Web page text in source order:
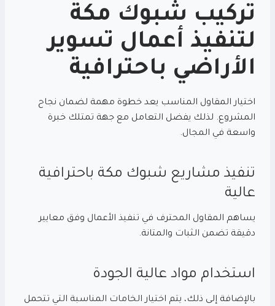
تركيب شبوك مكة
لتنفيذ أعمال تسوير
الأراضي باحترافية
اختيار المقاول المناسب يعد خطوة مهمة لضمان نجاح
المشروع. لذلك يفضل التعامل مع جهة تمتلك خبرة
واسعة في المجال.
تنفيذ مشاريع شبوك مكة باحترافية
عالية
يساهم المقاول المحترف في تنفيذ الأعمال وفق معايير
دقيقة تضمن الثبات والمتانة.
استخدام مواد عالية الجودة
بالإضافة إلى ذلك، يتم اختيار الخامات المناسبة التي تتحمل